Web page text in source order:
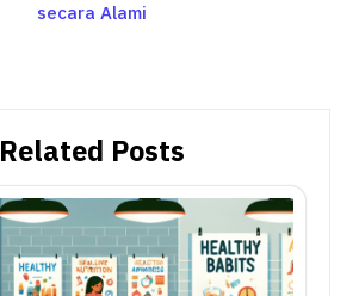
secara Alami
Related Posts